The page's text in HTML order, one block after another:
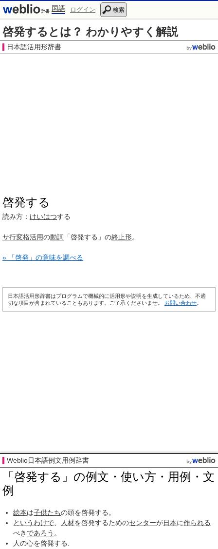
国語 ログイン 検索
啓発するとは？ わかりやすく解説
日本語活用形辞書
啓発する
読み方： けいはつする
サ行変格活用の動詞 「啓発する」の終止形。
» 「啓発」の意味を調べる
日本語活用形辞書はプログラムで機械的に活用形や説明を生成しているため、不適
切な項目が含まれていることもあります。ご了承くださいませ。 お問い合わせ
Weblio日本語例文用例辞書
「啓発する」の例文・使い方・用例・文
例
絵本は子供たちの頭を啓発する。
というわけで
人材を啓発するためのセンターが日本に作られる
べき であろう 。
人の心を啓発する.